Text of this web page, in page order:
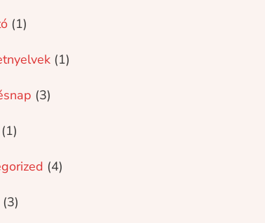
(1)
(1)
(3)
(1)
(4)
(3)